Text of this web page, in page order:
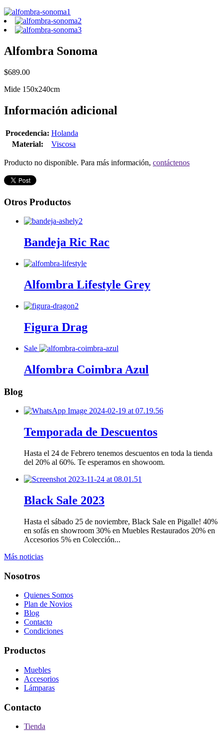
Alfombra Sonoma
$689.00
Mide 150x240cm
Información adicional
Procedencia: Holanda
Material:
Viscosa
Producto no disponible. Para más información, contáctenos
Otros Productos
Bandeja Ric Rac
Alfombra Lifestyle Grey
Figura Drag
Sale
Alfombra Coimbra Azul
Blog
Temporada de Descuentos
Hasta el 24 de Febrero tenemos descuentos en toda la tienda
del 20% al 60%. Te esperamos en showoom.
Black Sale 2023
Hasta el sábado 25 de noviembre, Black Sale en Pigalle! 40%
en sofás en showroom 30% en Muebles Restaurados 20% en
Accesorios 5% en Colección...
Más noticias
Nosotros
Quienes Somos
Plan de Novios
Blog
Contacto
Condiciones
Productos
Muebles
Accesorios
Lámparas
Contacto
Tienda